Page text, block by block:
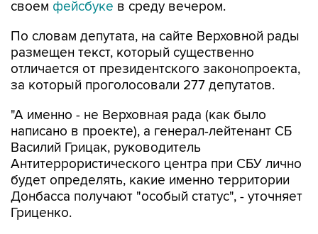
своем фейсбуке в среду вечером.
По словам депутата, на сайте Верховной рады
размещен текст, который существенно
отличается от президентского законопроекта,
за который проголосовали 277 депутатов.
"А именно - не Верховная рада (как было
написано в проекте), а генерал-лейтенант СБ
Василий Грицак, руководитель
Антитеррористического центра при СБУ лично
будет определять, какие именно территории
Донбасса получают "особый статус", - уточняет
Гриценко.